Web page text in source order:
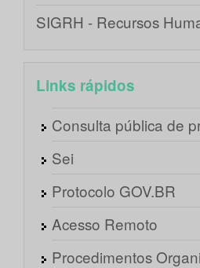
SIGRH - Recursos
Links rápidos
Consulta pública de
Sei
Protocolo GOV.BR
Acesso Remoto
Procedimentos